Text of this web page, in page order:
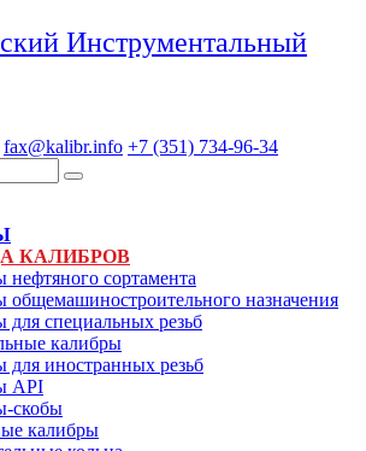
Инструментальный
fax@kalibr.info +7 (351) 734-96-34
КАЛИБРОВ
нефтяного сортамента
общемашиностроительного назначения
для специальных резьб
калибры
для иностранных резьб
API
скобы
калибры